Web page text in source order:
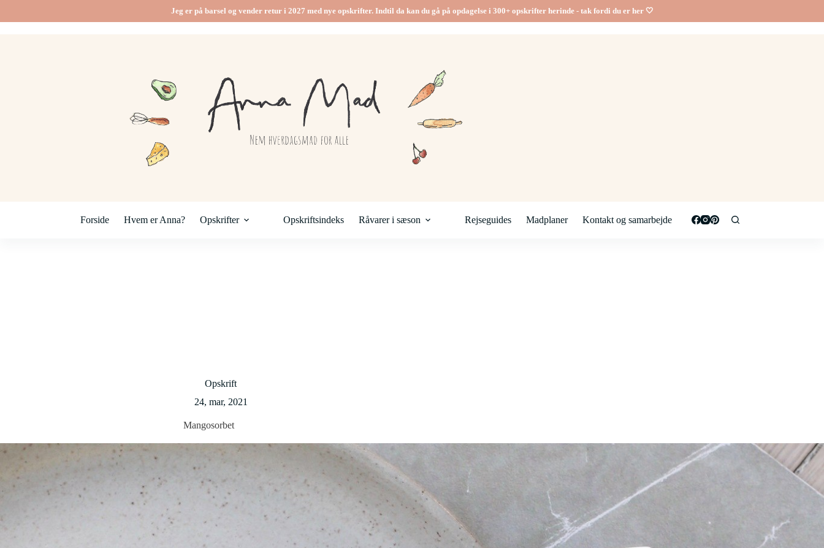
Jeg er på barsel og vender retur i 2027 med nye opskrifter. Indtil da kan du gå på opdagelse i 300+ opskrifter herinde - tak fordi du er her 🤍
Forside Hvem er Anna? Opskrifter Opskriftsindeks Råvarer i sæson Rejseguides Madplaner Kontakt og samarbejde
Opskrift
24, mar, 2021
Mangosorbet